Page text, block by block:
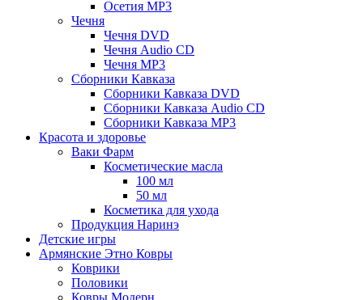
Осетия MP3
Чечня
Чечня DVD
Чечня Audio CD
Чечня MP3
Сборники Кавказа
Сборники Кавказа DVD
Сборники Кавказа Audio CD
Сборники Кавказа MP3
Красота и здоровье
Ваки Фарм
Косметические масла
100 мл
50 мл
Косметика для ухода
Продукция Наринэ
Детские игры
Армянские Этно Ковры
Коврики
Половики
Ковры Модерн